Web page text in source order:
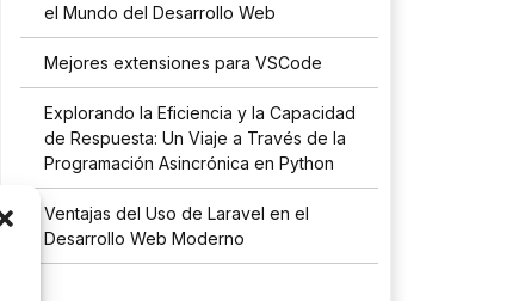
el Mundo del Desarrollo Web
Mejores extensiones para VSCode
Explorando la Eficiencia y la Capacidad
de Respuesta: Un Viaje a Través de la
Programación Asincrónica en Python
Ventajas del Uso de Laravel en el
Desarrollo Web Moderno